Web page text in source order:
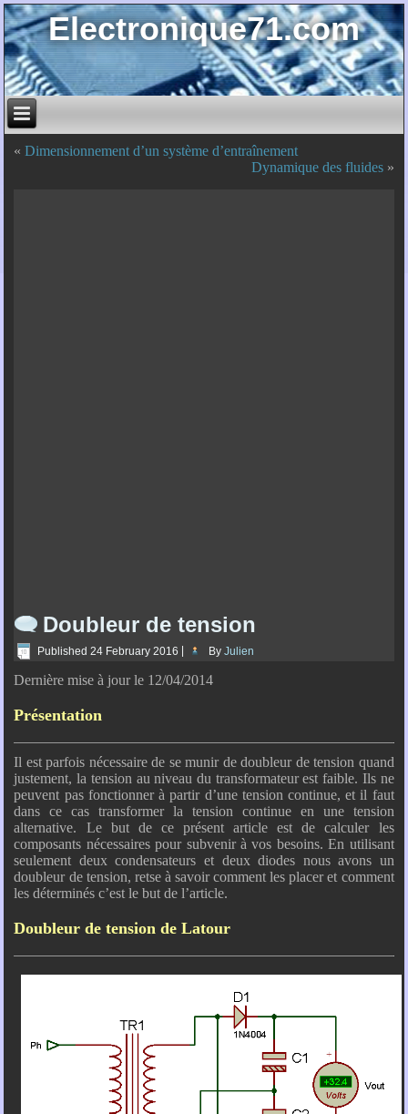
Electronique71.com
«Dimensionnement d’un système d’entraînement
Dynamique des fluides»
Doubleur de tension
Published 24 February 2016 By Julien
Dernière mise à jour le 12/04/2014
Présentation
Il est parfois nécessaire de se munir de doubleur de tension quand
justement, la tension au niveau du transformateur est faible. Ils ne
peuvent pas fonctionner à partir d’une tension continue, et il faut
dans ce cas transformer la tension continue en une tension
alternative. Le but de ce présent article est de calculer les
composants nécessaires pour subvenir à vos besoins. En utilisant
seulement deux condensateurs et deux diodes nous avons un
doubleur de tension, retse à savoir comment les placer et comment
les déterminés c’est le but de l’article.
Doubleur de tension de Latour